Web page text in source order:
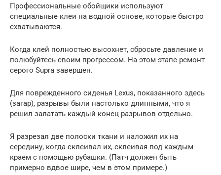
Профессиональные обойщики используют
специальные клеи на водной основе, которые быстро
схватываются.
Когда клей полностью высохнет, сбросьте давление и
полюбуйтесь своим прогрессом. На этом этапе ремонт
серого Supra завершен.
Для поврежденного сиденья Lexus, показанного здесь
(загар), разрывы были настолько длинными, что я
решил залатать каждый конец разрывов отдельно.
Я разрезал две полоски ткани и наложил их на
середину, когда склеивал их, склеивая под каждым
краем с помощью рубашки. (Патч должен быть
примерно вдвое шире, чем в этом примере.)